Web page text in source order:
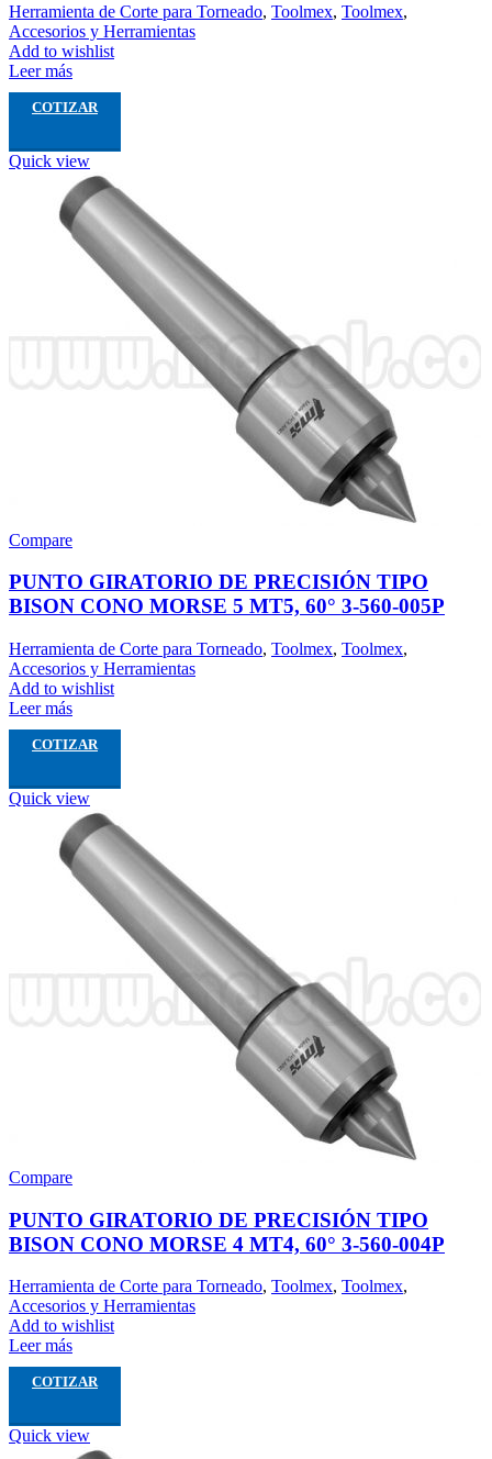
Herramienta de Corte para Torneado, Toolmex, Toolmex,
Accesorios y Herramientas
Add to wishlist
Leer más
COTIZAR
Quick view
Compare
PUNTO GIRATORIO DE PRECISIÓN TIPO
BISON CONO MORSE 5 MT5, 60° 3-560-005P
Herramienta de Corte para Torneado, Toolmex, Toolmex,
Accesorios y Herramientas
Add to wishlist
Leer más
COTIZAR
Quick view
Compare
PUNTO GIRATORIO DE PRECISIÓN TIPO
BISON CONO MORSE 4 MT4, 60° 3-560-004P
Herramienta de Corte para Torneado, Toolmex, Toolmex,
Accesorios y Herramientas
Add to wishlist
Leer más
COTIZAR
Quick view